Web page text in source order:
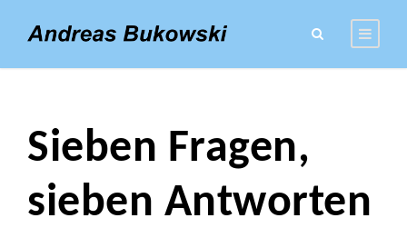
Sieben Fragen,
sieben Antworten